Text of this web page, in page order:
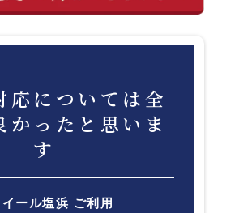
応については全
かったと思いま
す
イール塩浜 ご利用